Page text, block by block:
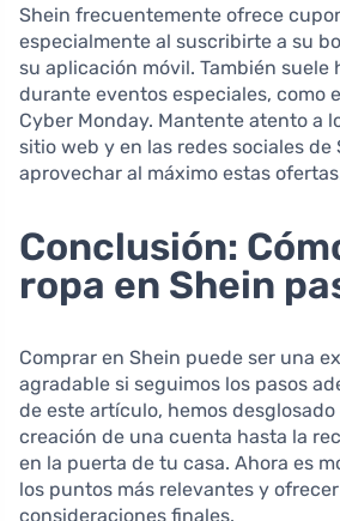
Shein frecuentemente ofrece
especialmente al suscribirte a su
su aplicación móvil. También suele
durante eventos especiales, como
Cyber Monday. Mantente atento a
sitio web y en las redes sociales de
aprovechar al máximo estas
Conclusión:
ropa en Shein
Comprar en Shein puede ser una
agradable si seguimos los pasos
de este artículo, hemos
creación de una cuenta hasta la
en la puerta de tu casa. Ahora es
los puntos más relevantes y
consideraciones finales.